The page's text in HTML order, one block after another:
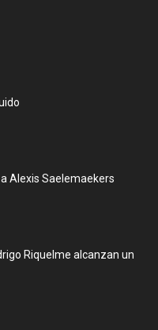
Alexis Saelemaekers
Riquelme alcanzan un